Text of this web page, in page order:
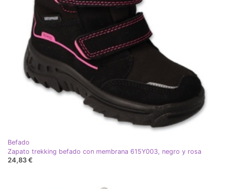
Befado
Zapato trekking befado con membrana 615Y003, negro y rosa
24,83 €